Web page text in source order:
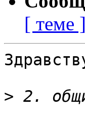
[ теме ]
>